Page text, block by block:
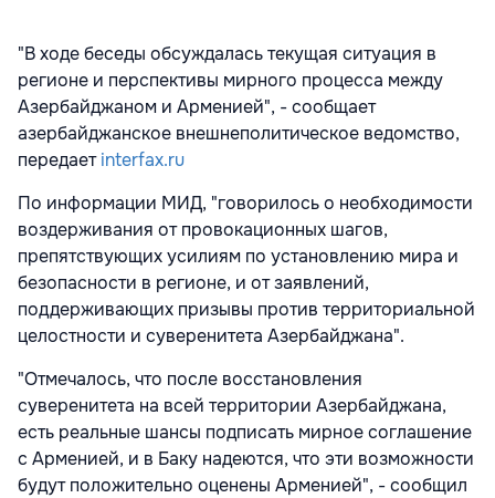
"В ходе беседы обсуждалась текущая ситуация в
регионе и перспективы мирного процесса между
Азербайджаном и Арменией", - сообщает
азербайджанское внешнеполитическое ведомство,
передаетinterfax.ru
По информации МИД, "говорилось о необходимости
воздерживания от провокационных шагов,
препятствующих усилиям по установлению мира и
безопасности в регионе, и от заявлений,
поддерживающих призывы против территориальной
целостности и суверенитета Азербайджана".
"Отмечалось, что после восстановления
суверенитета на всей территории Азербайджана,
есть реальные шансы подписать мирное соглашение
с Арменией, и в Баку надеются, что эти возможности
будут положительно оценены Арменией", - сообщил